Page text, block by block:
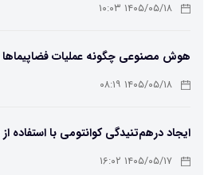
۱۴۰۵/۰۵/۱۸ ۱۰:۰۳
هوش مصنوعی چگونه عملیات فضاپیماها و
می‌دهد؟
۱۴۰۵/۰۵/۱۸ ۰۸:۱۹
ایجاد درهم‌تنیدگی کوانتومی با استفاده
۱۴۰۵/۰۵/۱۷ ۱۶:۰۲